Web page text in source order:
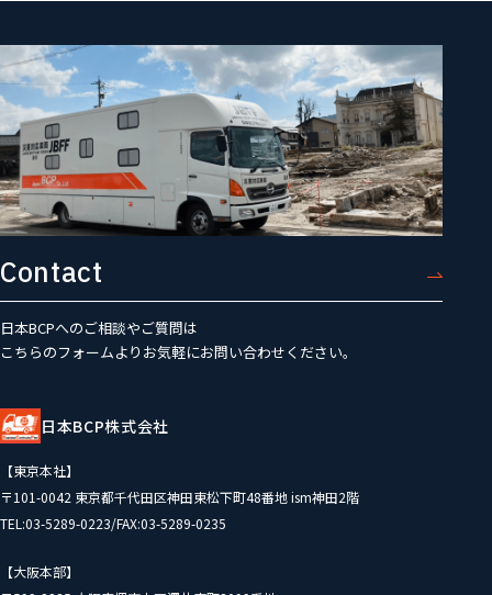
Contact
日本BCPへのご相談やご質問は
こちらのフォームよりお気軽にお問い合わせください。
日本BCP株式会社
【東京本社】
〒101-0042 東京都千代田区神田東松下町48番地 ism神田2階
TEL:03-5289-0223/FAX:03-5289-0235
【大阪本部】